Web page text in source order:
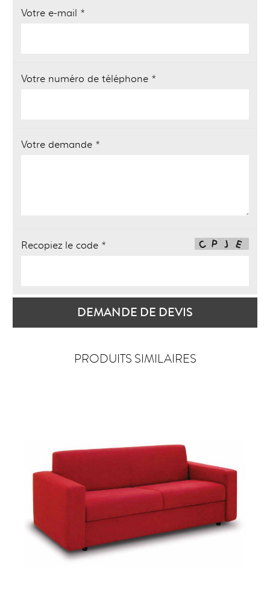
Votre e-mail *
Votre numéro de téléphone *
Votre demande *
Recopiez le code *
DEMANDE DE DEVIS
PRODUITS SIMILAIRES